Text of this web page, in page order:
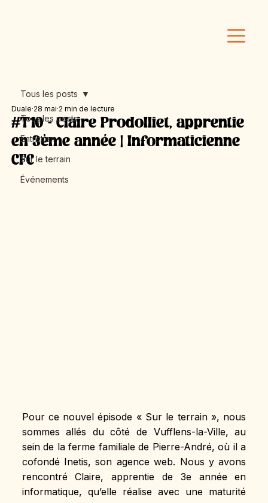
Tous les posts
Entretien
Sur le terrain
Événements
Tous les posts
#T10 - Claire Prodolliet, apprentie
en 3ème année | Informaticienne
CFC
Duale 28 mai 2 min de lecture
Pour ce nouvel épisode « Sur le terrain », nous
sommes allés du côté de Vufflens-la-Ville, au
sein de la ferme familiale de Pierre-André, où il a
cofondé Inetis, son agence web. Nous y avons
rencontré Claire, apprentie de 3e année en
informatique, qu’elle réalise avec une maturité